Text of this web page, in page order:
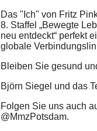
Das "Ich" von Fritz
8. Staffel „Bewegte
neu entdeckt“ perfekt
globale
Bleiben Sie gesund
Björn Siegel und das
Folgen Sie uns auch
@MmzPotsdam.